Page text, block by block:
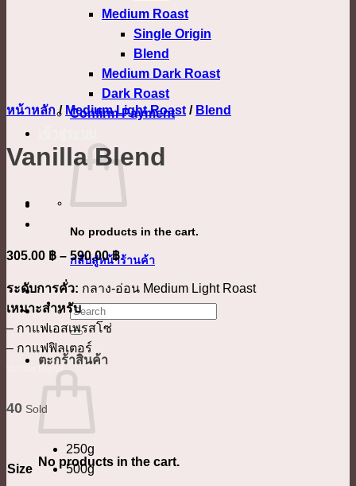
Medium Roast
Single Origin
Blend
Medium Dark Roast
Dark Roast
Confirm Payment
No products in the cart.
กลับสู่หน้าร้านค้า
ค้นหา:
ตะกร้าสินค้า
No products in the cart.
หน้าหลัก / Medium Light Roast / Blend
Vanilla Blend
305.00 ฿ – 590.00฿Price
305.00 ฿
ระดับการคั่ว: กลาง-อ่อน Medium Light Roast
เหมาะสำหรับ
– กาแฟเอสเพรสโซ่
– กาแฟฟิลเตอร์
Vanilla Blend
40 Sold
Size
250g
500g